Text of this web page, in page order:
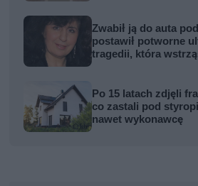
Zwabił ją do auta
postawił potworne
tragedii, która
Po 15 latach zdjęli
co zastali pod
nawet wykonawcę